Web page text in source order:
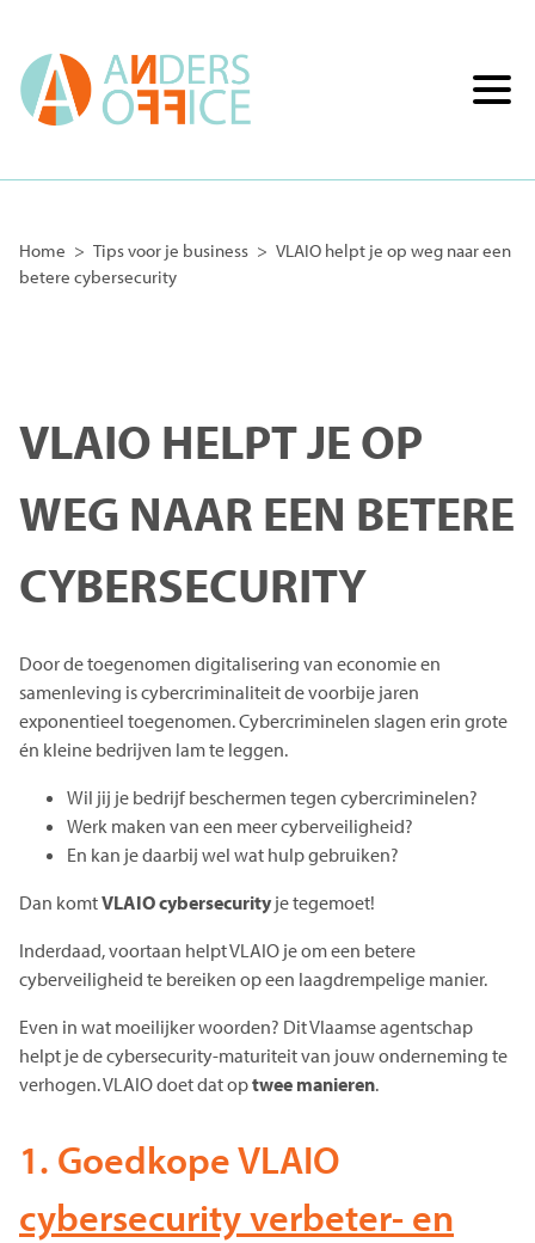
Home > Tips voor je business > VLAIO helpt je op weg naar een
betere cybersecurity
VLAIO HELPT JE OP
WEG NAAR EEN BETERE
CYBERSECURITY
Door de toegenomen digitalisering van economie en
samenleving is cybercriminaliteit de voorbije jaren
exponentieel toegenomen. Cybercriminelen slagen erin grote
én kleine bedrijven lam te leggen.
Wil jij je bedrijf beschermen tegen cybercriminelen?
Werk maken van een meer cyberveiligheid?
En kan je daarbij wel wat hulp gebruiken?
Dan komtVLAIO cybersecurityje tegemoet!
Inderdaad, voortaan helpt VLAIO je om een betere
cyberveiligheid te bereiken op een laagdrempelige manier.
Even in wat moeilijker woorden? Dit Vlaamse agentschap
helpt je de cybersecurity-maturiteit van jouw onderneming te
verhogen. VLAIO doet dat optwee manieren.
1. Goedkope VLAIO
cybersecurity verbeter- en